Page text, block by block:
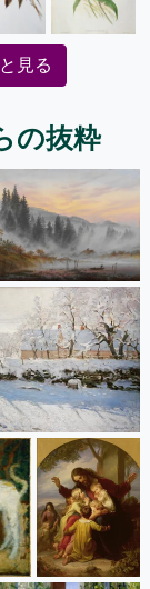
見る
の抜粋